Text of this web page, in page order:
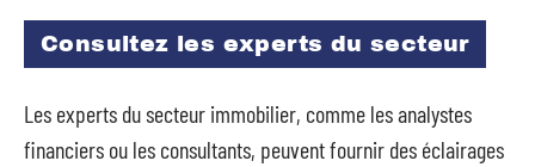
Consultez les experts du secteur
Les experts du secteur immobilier, comme les analystes
financiers ou les consultants, peuvent fournir des éclairages